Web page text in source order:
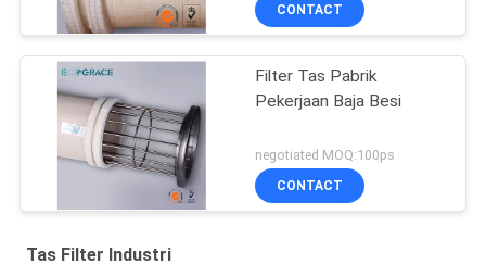
CONTACT
Filter Tas Pabrik
Pekerjaan Baja Besi
negotiated MOQ:100ps
CONTACT
Tas Filter Industri